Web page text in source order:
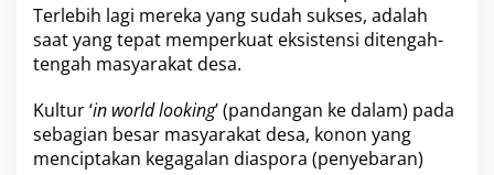
Terlebih lagi mereka yang sudah sukses, adalah
saat yang tepat memperkuat eksistensi ditengah-
tengah masyarakat desa.
Kultur ‘in world looking’ (pandangan ke dalam) pada
sebagian besar masyarakat desa, konon yang
menciptakan kegagalan diaspora (penyebaran)